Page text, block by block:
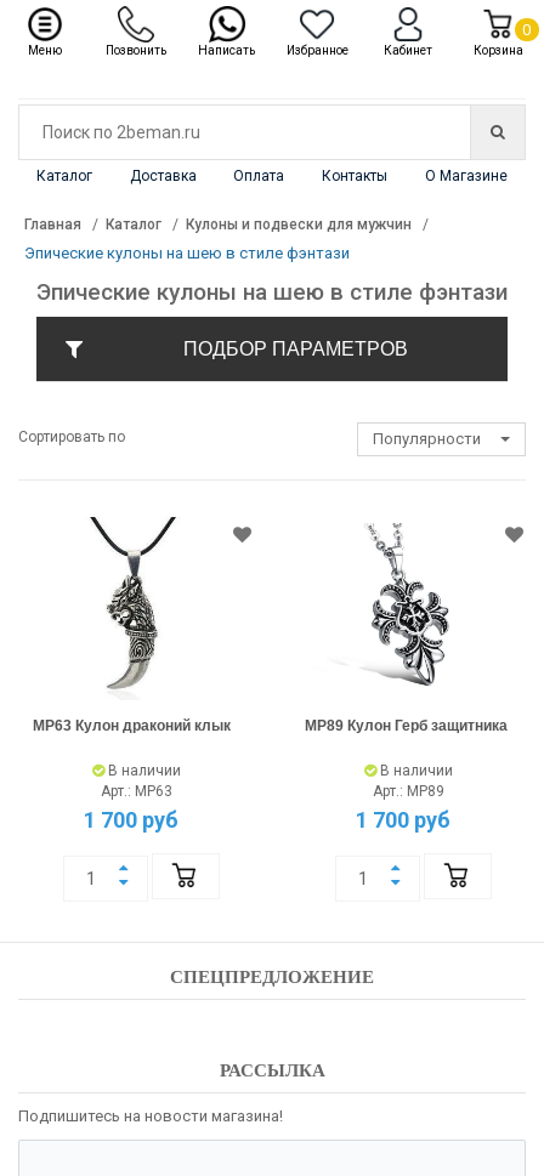
Каталог Доставка Оплата Контакты О Магазине
Каталог ✖
Главная Каталог Кулоны и подвески для мужчин
Эпические кулоны на шею в стиле фэнтази
Эпические кулоны на шею в стиле фэнтази
ПОДБОР ПАРАМЕТРОВ
Сортировать по Популярности
MP63 Кулон драконий клык
В наличии
Арт.: MP63
1 700 руб
MP89 Кулон Герб защитника
В наличии
Арт.: MP89
1 700 руб
СПЕЦПРЕДЛОЖЕНИЕ
РАССЫЛКА
Подпишитесь на новости магазина!
Меню Позвонить Написать Избранное Кабинет Корзина
0